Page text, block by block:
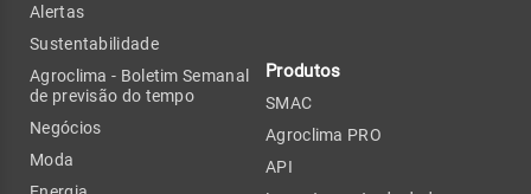
Alertas
Sustentabilidade
Agroclima - Boletim Semanal
de previsão do tempo
Negócios
Moda
Produtos
SMAC
Agroclima PRO
API